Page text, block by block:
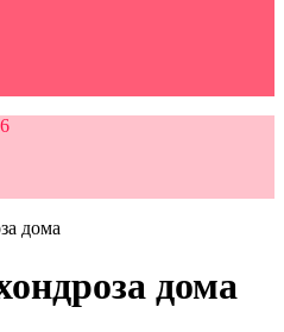
дома
дома